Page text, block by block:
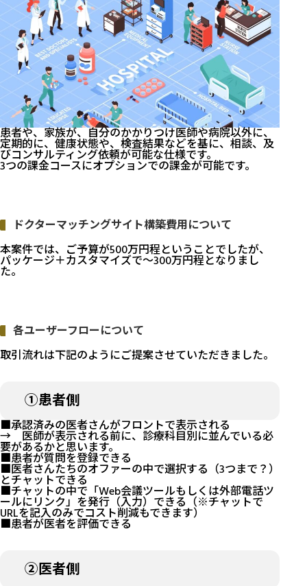
患者や、家族が、自分のかかりつけ医師や病院以外に、
定期的に、健康状態や、検査結果などを基に、相談、及
びコンサルティング依頼が可能な仕様です。
3つの課金コースにオプションでの課金が可能です。
ドクターマッチングサイト構築費用について
本案件では、ご予算が500万円程ということでしたが、
パッケージ＋カスタマイズで〜300万円程となりまし
た。
各ユーザーフローについて
取引流れは下記のようにご提案させていただきました。
①患者側
■承認済みの医者さんがフロントで表示される
→ 医師が表示される前に、診療科目別に並んでいる必
要があるかと思います。
■患者が質問を登録できる
■医者さんたちのオファーの中で選択する（3つまで？）
とチャットできる
■チャットの中で「Web会議ツールもしくは外部電話ツ
ールにリンク」を発行（入力）できる（※チャットで
URLを記入のみでコスト削減もできます）
■患者が医者を評価できる
②医者側